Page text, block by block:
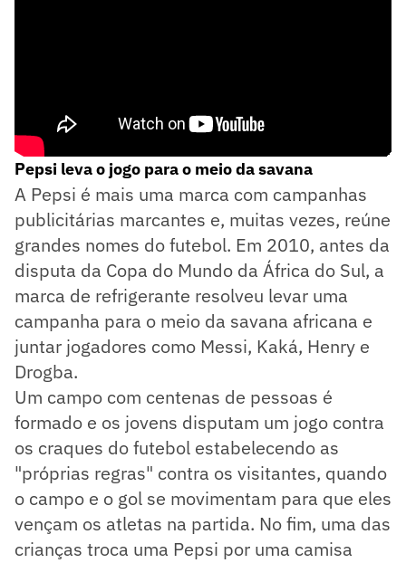
Pepsi leva o jogo para o meio da savana
A Pepsi é mais uma marca com campanhas
publicitárias marcantes e, muitas vezes, reúne
grandes nomes do futebol. Em 2010, antes da
disputa da Copa do Mundo da África do Sul, a
marca de refrigerante resolveu levar uma
campanha para o meio da savana africana e
juntar jogadores como Messi, Kaká, Henry e
Drogba.
Um campo com centenas de pessoas é
formado e os jovens disputam um jogo contra
os craques do futebol estabelecendo as
"próprias regras" contra os visitantes, quando
o campo e o gol se movimentam para que eles
vençam os atletas na partida. No fim, uma das
crianças troca uma Pepsi por uma camisa